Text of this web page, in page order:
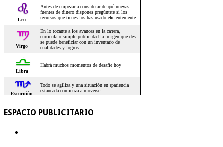
ESPACIO PUBLICITARIO